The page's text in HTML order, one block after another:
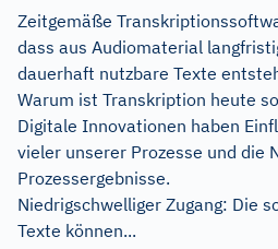
Zeitgemäße
dass aus Audiomaterial
dauerhaft nutzbare Texte
Warum ist Transkription heute
Digitale Innovationen haben
vieler unserer Prozesse und die
Prozessergebnisse.
Niedrigschwelliger Zugang: Die
Texte können...